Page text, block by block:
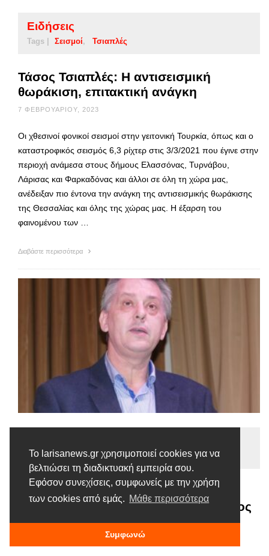
Το larisanews.gr χρησιμοποιεί cookies για να
βελτιώσει τη διαδικτυακή εμπειρία σου.
Εφόσον συνεχίσεις, συμφωνείς με την χρήση
των cookies από εμάς. Μάθε περισσότερα
Συμφωνώ
Ειδήσεις
Tags | Σεισμοί Τσιαπλές
Τάσος Τσιαπλές: Η αντισεισμική
θωράκιση, επιτακτική ανάγκη
7 ΦΕΒΡΟΥΑΡΊΟΥ, 2023
Οι χθεσινοί φονικοί σεισμοί στην γειτονική Τουρκία, όπως και ο
καταστροφικός σεισμός 6,3 ρίχτερ στις 3/3/2021 που έγινε στην
περιοχή ανάμεσα στους δήμους Ελασσόνας, Τυρνάβου,
Λάρισας και Φαρκαδόνας και άλλοι σε όλη τη χώρα μας,
ανέδειξαν πιο έντονα την ανάγκη της αντισεισμικής θωράκισης
της Θεσσαλίας και όλης της χώρας μας. Η έξαρση του
φαινομένου των …
Διαβάστε περισσότερα
Tags | Σεισμόπληκτοι Τσιαπλές
Τάσος Τσιαπλές: Κυβέρνηση –
περιφέρεια και δήμοι, να βάλουν τέλος
στο μαρτύριο των σεισμόπληκτων